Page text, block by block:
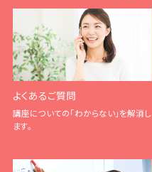
よくあるご質問
講座についての「わからない」を解消し
ます。